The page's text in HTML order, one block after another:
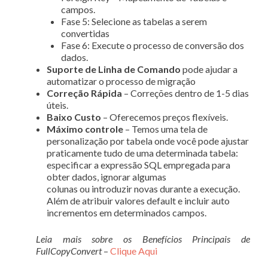
campos.
Fase 5: Selecione as tabelas a serem
convertidas
Fase 6: Execute o processo de conversão dos
dados.
Suporte de Linha de Comando pode ajudar a
automatizar o processo de migração
Correção Rápida – Correções dentro de 1-5 dias
úteis.
Baixo Custo – Oferecemos preços flexíveis.
Máximo controle – Temos uma tela de
personalização por tabela onde você pode ajustar
praticamente tudo de uma determinada tabela:
especificar a expressão SQL empregada para
obter dados, ignorar algumas
colunas ou introduzir novas durante a execução.
Além de atribuir valores default e incluir auto
incrementos em determinados campos.
Leia mais sobre os Benefícios Principais de
FullCopyConvert– Clique Aqui